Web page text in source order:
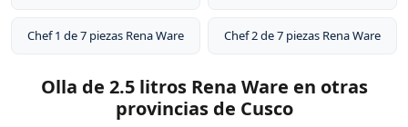
Chef 1 de 7 piezas Rena Ware Chef 2 de 7 piezas Rena Ware
Olla de 2.5 litros Rena Ware en otras
provincias de Cusco